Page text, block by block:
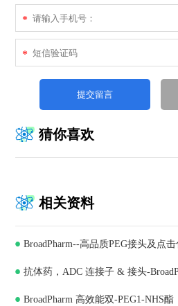
*
*
猜你喜欢
相关资料
BroadPharm--高品质PEG接头及点
抗体药，ADC 连接子 & 接头-
BroadPharm 高效能双-PEG1-NHS